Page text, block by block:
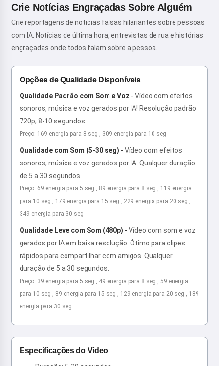
Crie Notícias Engraçadas Sobre Alguém
Crie reportagens de notícias falsas hilariantes sobre pessoas
com IA. Notícias de última hora, entrevistas de rua e histórias
engraçadas onde todos falam sobre a pessoa.
Opções de Qualidade Disponíveis
Qualidade Padrão com Som e Voz - Vídeo com efeitos
sonoros, música e voz gerados por IA! Resolução padrão
720p, 8-10 segundos.
Preço: 169 energia para 8 seg , 309 energia para 10 seg
Qualidade com Som (5-30 seg) - Vídeo com efeitos
sonoros, música e voz gerados por IA. Qualquer duração
de 5 a 30 segundos.
Preço: 69 energia para 5 seg , 89 energia para 8 seg , 119 energia
para 10 seg , 179 energia para 15 seg , 229 energia para 20 seg ,
349 energia para 30 seg
Qualidade Leve com Som (480p) - Vídeo com som e voz
gerados por IA em baixa resolução. Ótimo para clipes
rápidos para compartilhar com amigos. Qualquer
duração de 5 a 30 segundos.
Preço: 39 energia para 5 seg , 49 energia para 8 seg , 59 energia
para 10 seg , 89 energia para 15 seg , 129 energia para 20 seg , 189
energia para 30 seg
Especificações do Vídeo